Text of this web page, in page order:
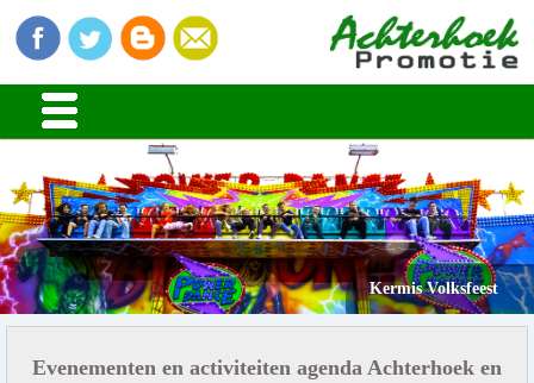
Kermis Volksfeest
Evenementen en activiteiten agenda Achterhoek en